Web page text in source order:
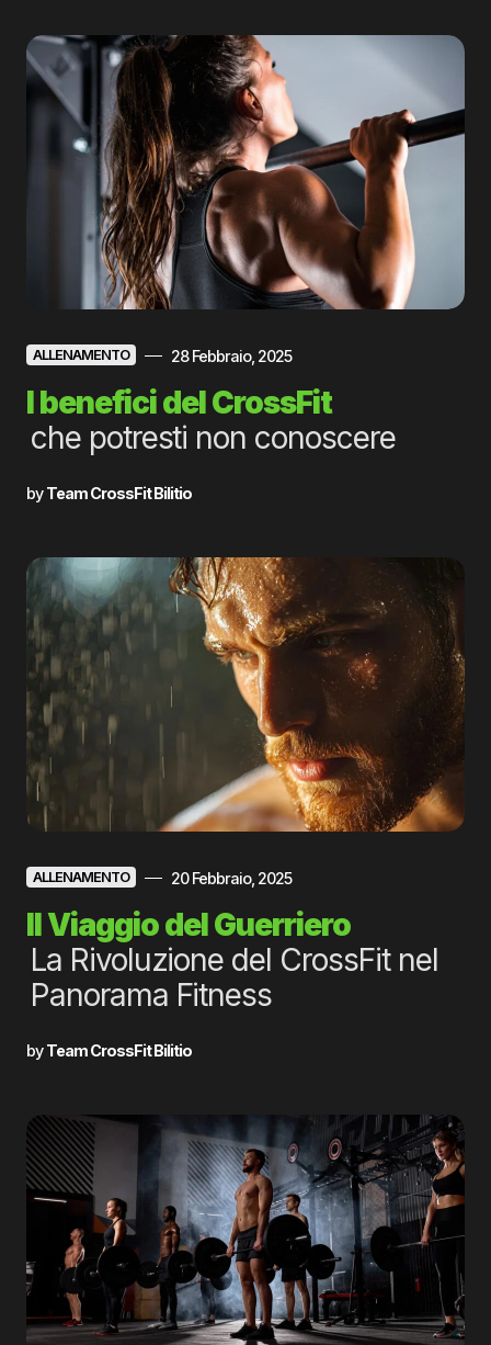
ALLENAMENTO 28 Febbraio, 2025
I benefici del CrossFit
che potresti non conoscere
by Team CrossFit Bilitio
ALLENAMENTO 20 Febbraio, 2025
Il Viaggio del Guerriero
La Rivoluzione del CrossFit nel
Panorama Fitness
by Team CrossFit Bilitio